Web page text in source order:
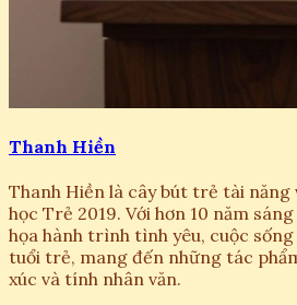
Thanh Hiền
Thanh Hiền là cây bút trẻ tài năng
học Trẻ 2019. Với hơn 10 năm
họa hành trình tình yêu, cuộc
tuổi trẻ, mang đến những tác
xúc và tính nhân văn.